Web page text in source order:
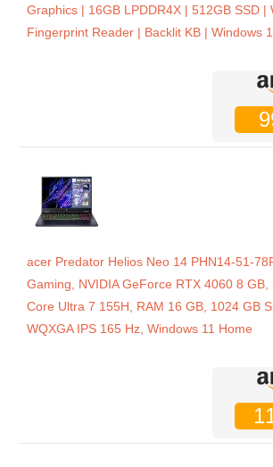
Graphics | 16GB LPDDR4X | 512GB SSD |
Fingerprint Reader | Backlit KB | Windows
acer Predator Helios Neo 14 PHN14-51-
Gaming, NVIDIA GeForce RTX 4060 8
Core Ultra 7 155H, RAM 16 GB, 1024 GB
WQXGA IPS 165 Hz, Windows 11 Home